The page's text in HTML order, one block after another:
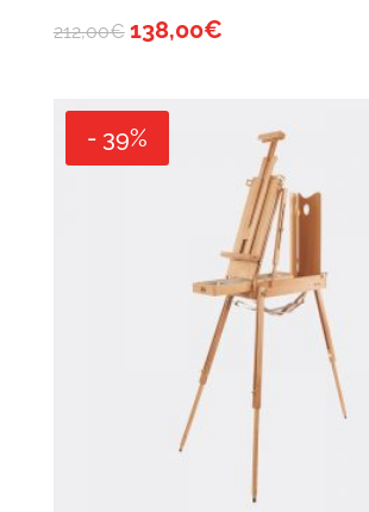
212,00€ 138,00€
- 39%